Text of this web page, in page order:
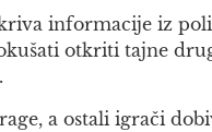
informacije iz
otkriti tajne
a ostali igrači